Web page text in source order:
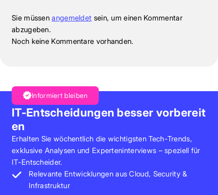
Sie müssenangemeldet sein, um einen Kommentar
abzugeben.
Noch keine Kommentare vorhanden.
Informiert bleiben
IT-Entscheidungen besser vorbereit
en
Erhalten Sie wöchentlich die wichtigsten Tech-Trends,
exklusive Analysen und Experteninterviews – speziell für
IT-Entscheider.
Relevante Entwicklungen aus Cloud, Security &
Infrastruktur